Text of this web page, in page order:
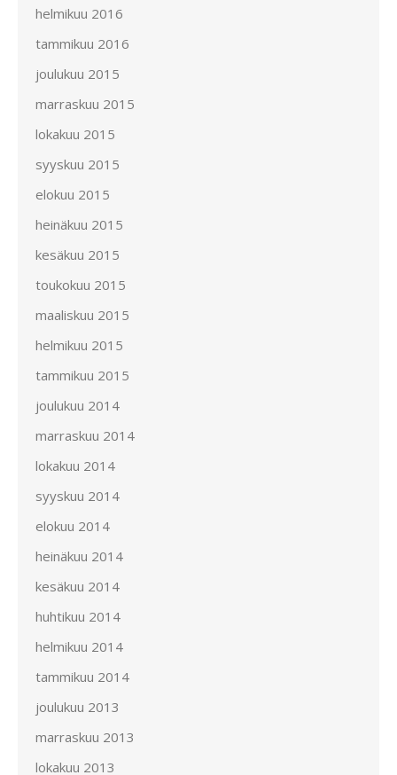
helmikuu 2016
tammikuu 2016
joulukuu 2015
marraskuu 2015
lokakuu 2015
syyskuu 2015
elokuu 2015
heinäkuu 2015
kesäkuu 2015
toukokuu 2015
maaliskuu 2015
helmikuu 2015
tammikuu 2015
joulukuu 2014
marraskuu 2014
lokakuu 2014
syyskuu 2014
elokuu 2014
heinäkuu 2014
kesäkuu 2014
huhtikuu 2014
helmikuu 2014
tammikuu 2014
joulukuu 2013
marraskuu 2013
lokakuu 2013